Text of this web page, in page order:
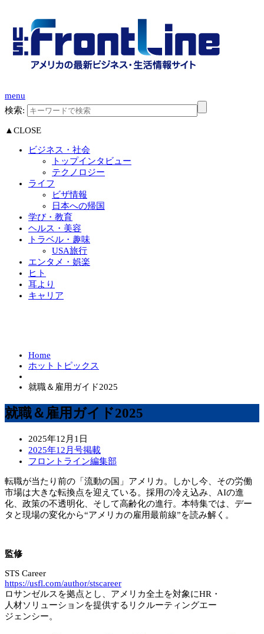
menu
検索:
▲CLOSE
ビジネス・社会
トップインタビュー
テクノロジー
ライフ
ビザ情報
日本への帰国
学び・教育
ヘルス・美容
トラベル・趣味
USA旅行
エンタメ・娯楽
ヒト
耳より
キャリア
Home
ホットトピックス
就職＆雇用ガイド2025
就職＆雇用ガイド2025
2025年12月1日
2025年12月号掲載
フロントライン編集部
転職が当たり前の「流動の国」アメリカ。しかし今、その労働
市場は大きな転換点を迎えている。採用の冷え込み、AIの進
化、政策の不透明化、そして高齢化の進行。本特集では、デー
タと現場の変化から“アメリカの雇用最前線”を読み解く。
監修
STS Career
https://usfl.com/author/stscareer
ロサンゼルスを拠点とし、アメリカ全土を対象にHR・
人材ソリューションを提供するリクルーティングエー
ジェンシー。